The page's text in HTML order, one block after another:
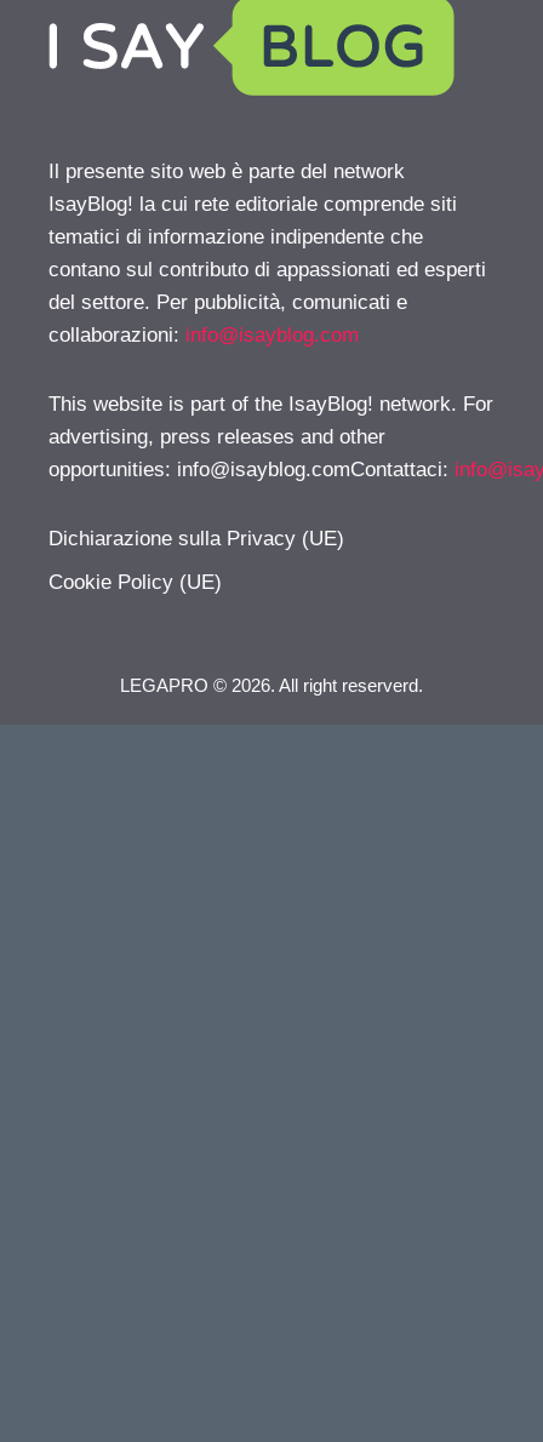
Il presente sito web è parte del network
IsayBlog! la cui rete editoriale comprende siti
tematici di informazione indipendente che
contano sul contributo di appassionati ed esperti
del settore. Per pubblicità, comunicati e
collaborazioni: info@isayblog.com
This website is part of the IsayBlog! network. For
advertising, press releases and other
opportunities: info@isayblog.comContattaci:
Dichiarazione sulla Privacy (UE)
Cookie Policy (UE)
LEGAPRO © 2026. All right reserverd.